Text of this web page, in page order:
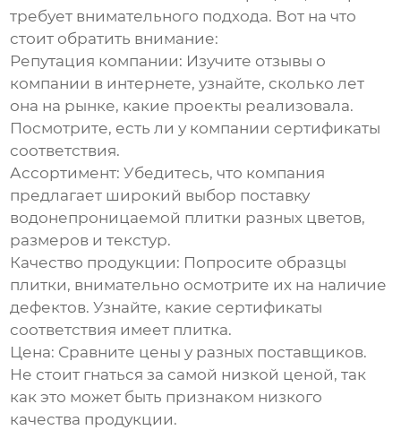
требует внимательного подхода. Вот на что
стоит обратить внимание:
Репутация компании: Изучите отзывы о
компании в интернете, узнайте, сколько лет
она на рынке, какие проекты реализовала.
Посмотрите, есть ли у компании сертификаты
соответствия.
Ассортимент: Убедитесь, что компания
предлагает широкий выбор поставку
водонепроницаемой плитки разных цветов,
размеров и текстур.
Качество продукции: Попросите образцы
плитки, внимательно осмотрите их на наличие
дефектов. Узнайте, какие сертификаты
соответствия имеет плитка.
Цена: Сравните цены у разных поставщиков.
Не стоит гнаться за самой низкой ценой, так
как это может быть признаком низкого
качества продукции.